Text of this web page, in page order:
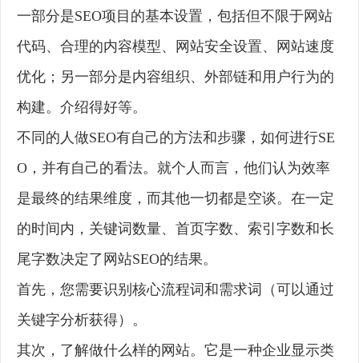
一部分是SEO项目的基本设置，包括但不限于网站
代码、合理的内容模型、网站安全设置、网站速度
优化；另一部分是内容组织、外部链和用户行为的
构建。介绍得好等。
不同的人做SEO有自己的方法和步骤，如何进行SE
O，并有自己的看法。就个人而言，他们认为效率
是最终的结果维度，而其他一切都是空谈。在一定
的时间内，关键词数量、首页字数、索引字数和长
尾字数决定了网站SEO的结果。
首先，您需要识别核心流程词和需求词（可以通过
关键字分析获得）。
其次，了解做什么样的网站。它是一种企业显示类